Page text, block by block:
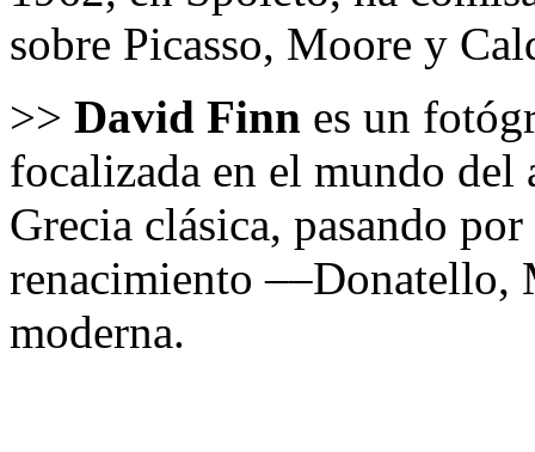
sobre Picasso, Moore y
>> David Finn es un
focalizada en el mundo
Grecia clásica, pasando
renacimiento ––Donatello,
moderna.